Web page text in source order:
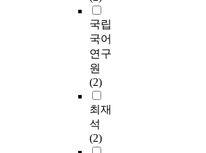
국립
국어
연구
원
(2)
최재
석
(2)